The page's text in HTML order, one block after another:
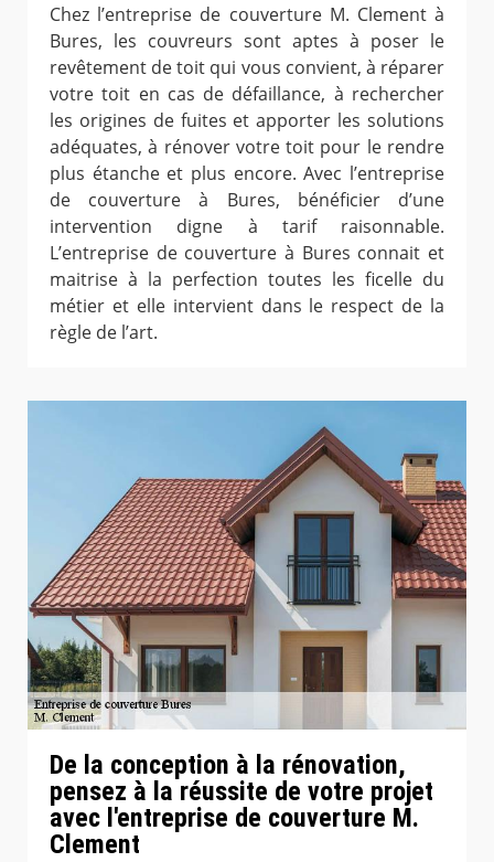
Chez l’entreprise de couverture M. Clement à
Bures, les couvreurs sont aptes à poser le
revêtement de toit qui vous convient, à réparer
votre toit en cas de défaillance, à rechercher
les origines de fuites et apporter les solutions
adéquates, à rénover votre toit pour le rendre
plus étanche et plus encore. Avec l’entreprise
de couverture à Bures, bénéficier d’une
intervention digne à tarif raisonnable.
L’entreprise de couverture à Bures connait et
maitrise à la perfection toutes les ficelle du
métier et elle intervient dans le respect de la
règle de l’art.
De la conception à la rénovation,
pensez à la réussite de votre projet
avec l'entreprise de couverture M.
Clement